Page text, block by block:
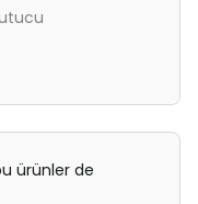
ürünler de